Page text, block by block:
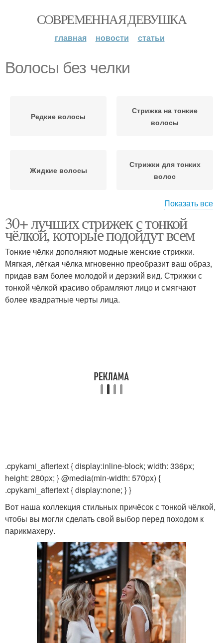
СОВРЕМЕННАЯ ДЕВУШКА
главная новости статьи
Волосы без челки
Редкие волосы
Стрижка на тонкие
волосы
Жидкие волосы
Стрижки для тонких
волос
Волос для женщин
Стрижки на тонкие
волосы
Женщины с тонкими
волосами
Прически для жидких
волос
Каскад с челкой
Уход за тонкими
волосами
Масла для волос
Масло на влажные
волосы
Масло на волосах
Показать все
30+ лучших стрижек с тонкой
чёлкой, которые подойдут всем
Тонкие чёлки дополняют модные женские стрижки.
Мягкая, лёгкая чёлка мгновенно преобразит ваш образ,
придав вам более молодой и дерзкий вид. Стрижки с
тонкой чёлкой красиво обрамляют лицо и смягчают
более квадратные черты лица.
.cpykami_aftertext { display:inline-block; width: 336px;
height: 280px; } @media(min-width: 570px) {
.cpykami_aftertext { display:none; } }
Вот наша коллекция стильных причёсок с тонкой чёлкой,
чтобы вы могли сделать свой выбор перед походом к
парикмахеру.